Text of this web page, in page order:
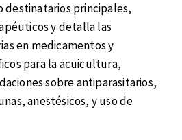
destinatarios principales,
y detalla las
en medicamentos y
para la acuicultura,
sobre antiparasitarios,
anestésicos, y uso de